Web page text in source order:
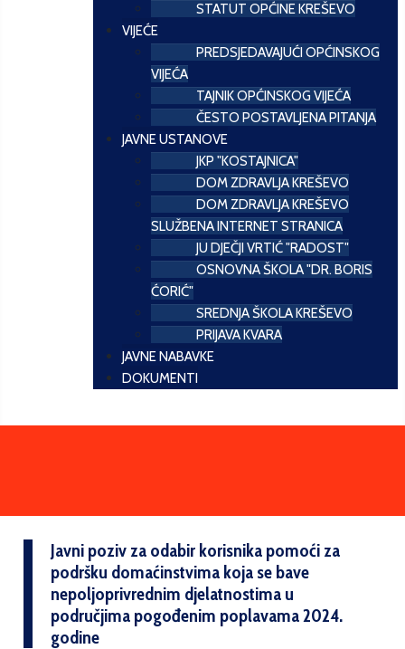
STATUT OPĆINE KREŠEVO
VIJEĆE
PREDSJEDAVAJUĆI OPĆINSKOG
VIJEĆA
TAJNIK OPĆINSKOG VIJEĆA
ČESTO POSTAVLJENA PITANJA
JAVNE USTANOVE
JKP "KOSTAJNICA"
DOM ZDRAVLJA KREŠEVO
DOM ZDRAVLJA KREŠEVO
SLUŽBENA INTERNET STRANICA
JU DJEČJI VRTIĆ "RADOST"
OSNOVNA ŠKOLA "DR. BORIS
ĆORIĆ"
SREDNJA ŠKOLA KREŠEVO
PRIJAVA KVARA
JAVNE NABAVKE
DOKUMENTI
Javni poziv za odabir korisnika pomoći za
podršku domaćinstvima koja se bave
nepoljoprivrednim djelatnostima u
područjima pogođenim poplavama 2024.
godine